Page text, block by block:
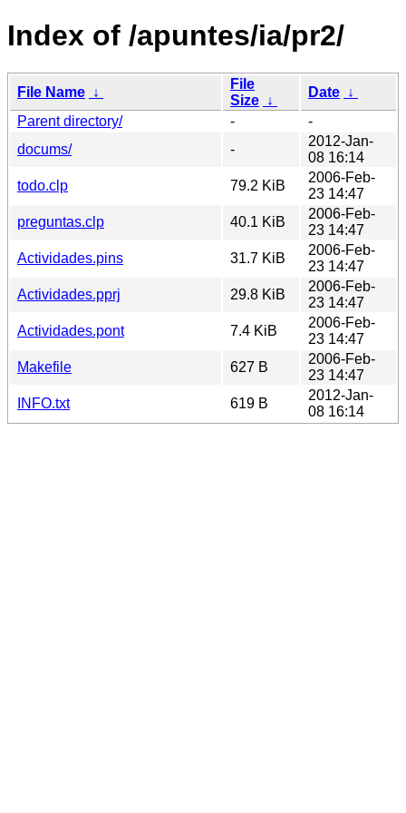
Index of /apuntes/ia/pr2/
File Name ↓
File
Size ↓
Date ↓
Parent directory/
-
-
docums/
-
2012-Jan-
08 16:14
todo.clp
79.2 KiB
2006-Feb-
23 14:47
preguntas.clp
40.1 KiB
2006-Feb-
23 14:47
Actividades.pins
31.7 KiB
2006-Feb-
23 14:47
Actividades.pprj
29.8 KiB
2006-Feb-
23 14:47
Actividades.pont
7.4 KiB
2006-Feb-
23 14:47
Makefile
627 B
2006-Feb-
23 14:47
INFO.txt
619 B
2012-Jan-
08 16:14